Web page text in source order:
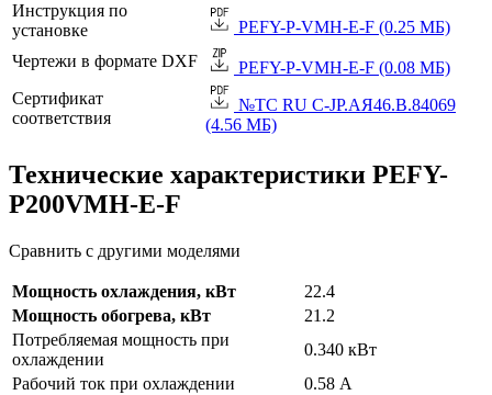
Инструкция по
установке
PEFY-P-VMH-E-F (0.25 МБ)
Чертежи в формате DXF
PEFY-P-VMH-E-F (0.08 МБ)
Сертификат
соответствия
№TC RU C-JP.АЯ46.B.84069
(4.56 МБ)
Технические характеристики PEFY-
P200VMH-E-F
Сравнить с другими моделями
Мощность охлаждения, кВт
22.4
Мощность обогрева, кВт
21.2
Потребляемая мощность при
охлаждении
0.340 кВт
Рабочий ток при охлаждении
0.58 А